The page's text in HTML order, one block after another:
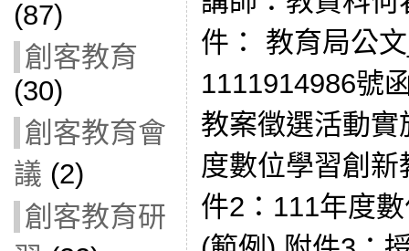
(87)
創客教育
(30)
創客教育會
議 (2)
創客教育研
件： 教育局公
1111914986號
教案徵選活動
度數位學習創
件2：111年度